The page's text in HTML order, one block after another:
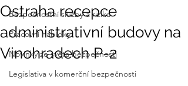
Bezpečnostní služby a rizika
Pracovní nabídky
Novinky ze světa bezpečnosti
Legislativa v komerční bezpečnosti
Ostraha recepce
administrativní budovy na
Vinohradech P-2